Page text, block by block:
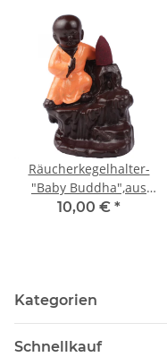
Räucherkegelhalter-
"Baby Buddha",aus
Polyresin, ca 10cm
10,00 € *
Kategorien
Schnellkauf